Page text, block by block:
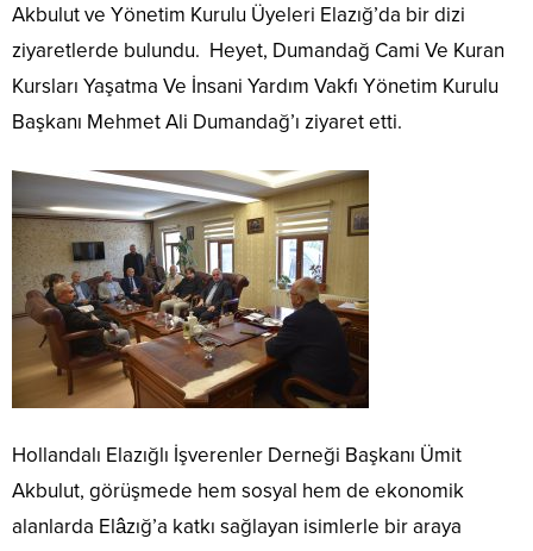
Akbulut ve Yönetim Kurulu Üyeleri Elazığ’da bir dizi
ziyaretlerde bulundu. Heyet, Dumandağ Cami Ve Kuran
Kursları Yaşatma Ve İnsani Yardım Vakfı Yönetim Kurulu
Başkanı Mehmet Ali Dumandağ’ı ziyaret etti.
Hollandalı Elazığlı İşverenler Derneği Başkanı Ümit
Akbulut, görüşmede hem sosyal hem de ekonomik
alanlarda Elâzığ’a katkı sağlayan isimlerle bir araya